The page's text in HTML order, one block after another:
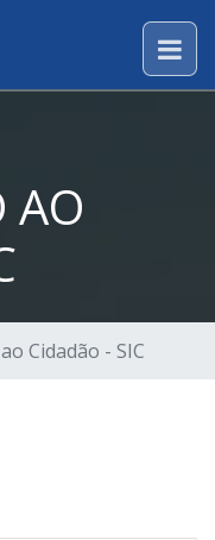
AO
Cidadão - SIC